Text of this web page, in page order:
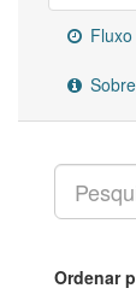
Sobre
Ordenar